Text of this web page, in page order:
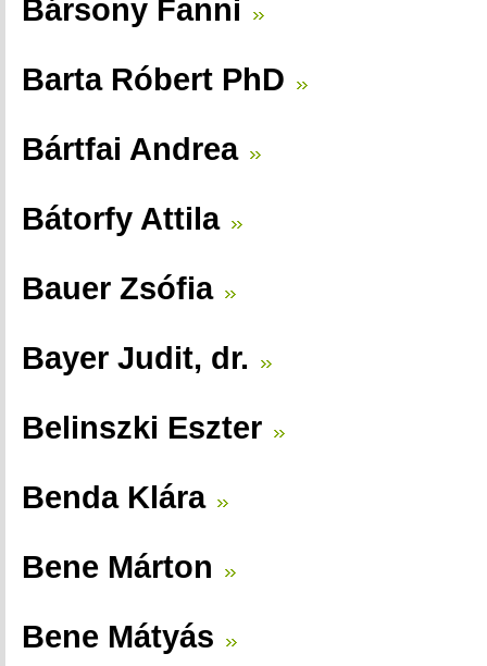
Bársony Fanni
Barta Róbert PhD
Bártfai Andrea
Bátorfy Attila
Bauer Zsófia
Bayer Judit, dr.
Belinszki Eszter
Benda Klára
Bene Márton
Bene Mátyás